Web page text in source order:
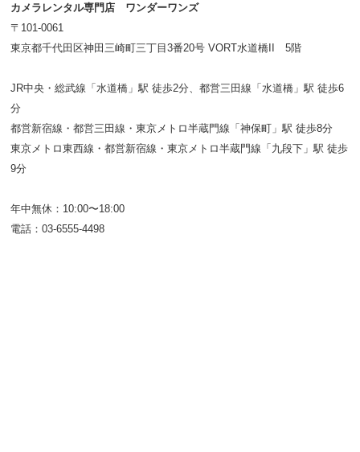
カメラレンタル専門店 ワンダーワンズ
〒101-0061
東京都千代田区神田三崎町三丁目3番20号 VORT水道橋II 5階
JR中央・総武線「水道橋」駅 徒歩2分、都営三田線「水道橋」駅 徒歩6
分
都営新宿線・都営三田線・東京メトロ半蔵門線「神保町」駅 徒歩8分
東京メトロ東西線・都営新宿線・東京メトロ半蔵門線「九段下」駅 徒歩
9分
年中無休：10:00〜18:00
電話：03-6555-4498